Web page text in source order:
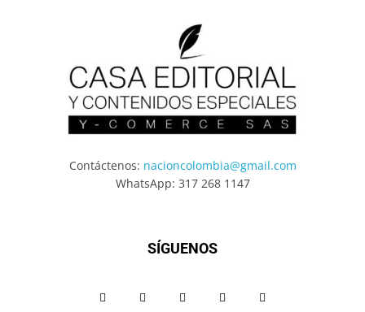
Contáctenos: nacioncolombia@gmail.com
WhatsApp: 317 268 1147
SÍGUENOS